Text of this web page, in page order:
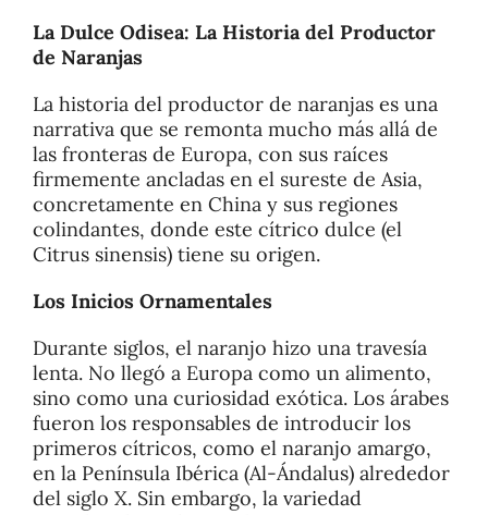
La Dulce Odisea: La Historia del Productor
de Naranjas
La historia del productor de naranjas es una
narrativa que se remonta mucho más allá de
las fronteras de Europa, con sus raíces
firmemente ancladas en el sureste de Asia,
concretamente en China y sus regiones
colindantes, donde este cítrico dulce (el
Citrus sinensis) tiene su origen.
Los Inicios Ornamentales
Durante siglos, el naranjo hizo una travesía
lenta. No llegó a Europa como un alimento,
sino como una curiosidad exótica. Los árabes
fueron los responsables de introducir los
primeros cítricos, como el naranjo amargo,
en la Península Ibérica (Al-Ándalus) alrededor
del siglo X. Sin embargo, la variedad